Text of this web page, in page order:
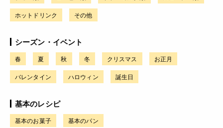
ホットドリンク その他
シーズン・イベント
春 夏 秋 冬 クリスマス お正月
バレンタイン ハロウィン 誕生日
基本のレシピ
基本のお菓子 基本のパン